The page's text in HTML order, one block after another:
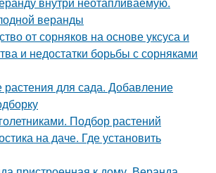
веранды
от сорняков на основе уксуса и
и недостатки борьбы с сорняками
растения для сада. Добавление
Подбор растений
на даче. Где установить